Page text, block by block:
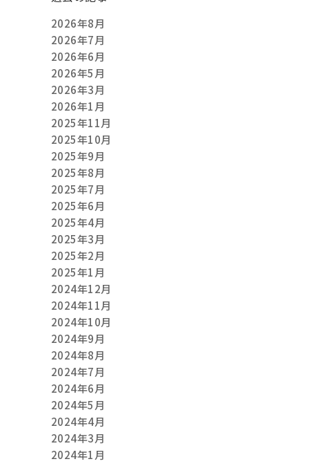
2026年8月
2026年7月
2026年6月
2026年5月
2026年3月
2026年1月
2025年11月
2025年10月
2025年9月
2025年8月
2025年7月
2025年6月
2025年4月
2025年3月
2025年2月
2025年1月
2024年12月
2024年11月
2024年10月
2024年9月
2024年8月
2024年7月
2024年6月
2024年5月
2024年4月
2024年3月
2024年1月